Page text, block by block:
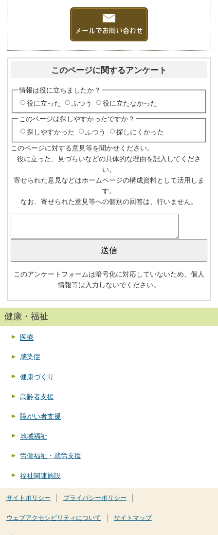
このページに関するアンケート
情報は役に立ちましたか？
役に立った
ふつう 役に立たなかった
このページは探しやすかったですか？
探しやすかった
ふつう 探しにくかった
このページに対する意見等を聞かせください。
役に立った、見づらいなどの具体的な理由を記入してくださ
い。
寄せられた意見などはホームページの構成資料として活用しま
す。
なお、寄せられた意見等への個別の回答は、行いません。
このアンケートフォームは暗号化に対応していないため、個人
情報等は入力しないでください。
健康・福祉
医療
感染症
健康づくり
高齢者支援
障がい者支援
地域福祉
労働福祉・就労支援
福祉関連施設
サイトポリシー プライバシーポリシー
ウェブアクセシビリティについて サイトマップ